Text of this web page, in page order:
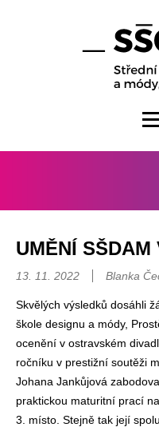
UMĚNÍ SŠDAM
13. 11. 2022 Blanka
Skvělých výsledků dosáhli
škole designu a módy,
ocenění v ostravském
ročníku v prestižní soutěži
Johana Jankůjová
praktickou maturitní prací
3. místo. Stejně tak její